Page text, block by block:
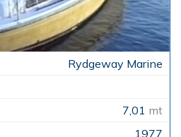
Rydgeway Marine
7,01 mt
1977